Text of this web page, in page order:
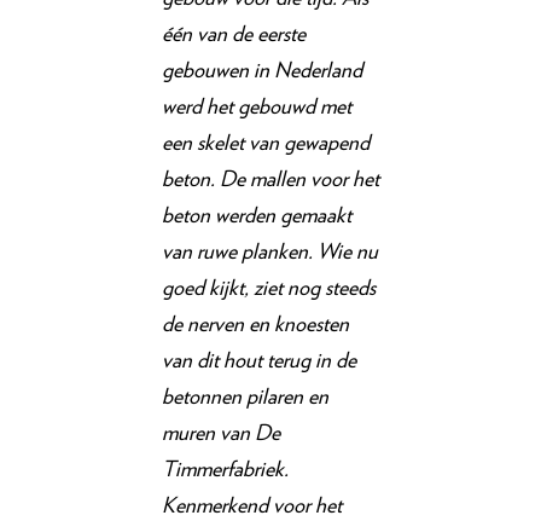
één van de eerste
gebouwen in Nederland
werd het gebouwd met
een skelet van gewapend
beton. De mallen voor het
beton werden gemaakt
van ruwe planken. Wie nu
goed kijkt, ziet nog steeds
de nerven en knoesten
van dit hout terug in de
betonnen pilaren en
muren van De
Timmerfabriek.
Kenmerkend voor het